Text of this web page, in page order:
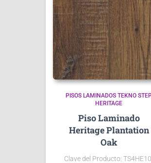
PISOS LAMINADOS TEKNO STEP
HERITAGE
Piso Laminado
Heritage Plantation
Oak
Clave del Producto: